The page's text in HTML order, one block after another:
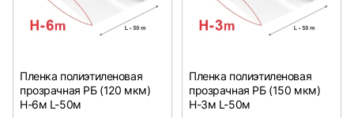
Пленка полиэтиленовая
прозрачная РБ (120 мкм)
Н-6м L-50м
Пленка полиэтиленовая
прозрачная РБ (150 мкм)
Н-3м L-50м